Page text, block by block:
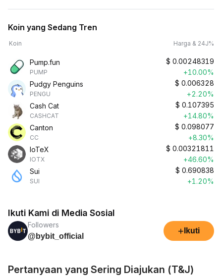
Koin yang Sedang Tren
Koin Harga & 24J%
Pump.fun
PUMP
$ 0.00248319
+10.00%
Pudgy Penguins
PENGU
$ 0.006328
+2.20%
Cash Cat
CASHCAT
$ 0.107395
+14.80%
Canton
CC
$ 0.098077
+8.30%
IoTeX
IOTX
$ 0.00321811
+46.60%
Sui
SUI
$ 0.690838
+1.20%
Ikuti Kami di Media Sosial
Followers
@bybit_official
+ Ikuti
Pertanyaan yang Sering Diajukan (T&J)